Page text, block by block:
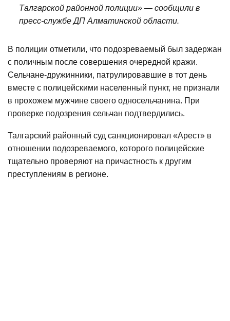
Талгарской районной полиции» — сообщили в
пресс-службе ДП Алматинской области.
В полиции отметили, что подозреваемый был задержан
с поличным после совершения очередной кражи.
Сельчане-дружинники, патрулировавшие в тот день
вместе с полицейскими населенный пункт, не признали
в прохожем мужчине своего односельчанина. При
проверке подозрения сельчан подтвердились.
Талгарский районный суд санкционировал «Арест» в
отношении подозреваемого, которого полицейские
тщательно проверяют на причастность к другим
преступлениям в регионе.